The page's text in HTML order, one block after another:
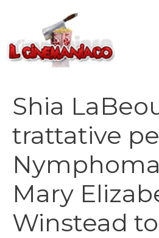
contenuto
Shia
trattative
Mary
Winstead